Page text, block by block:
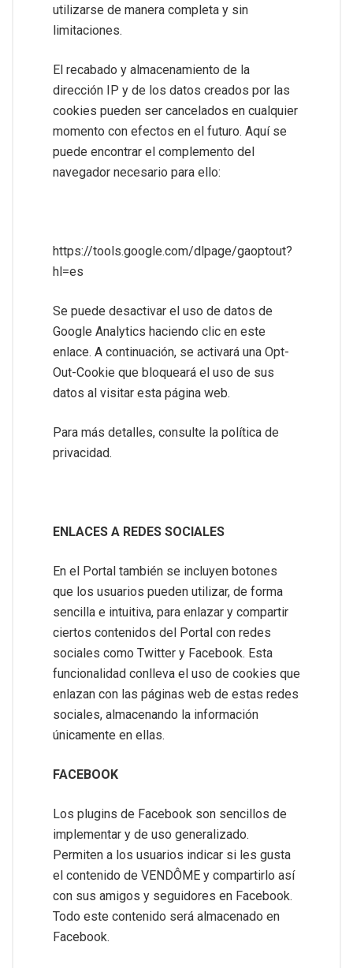
utilizarse de manera completa y sin
limitaciones.
El recabado y almacenamiento de la
dirección IP y de los datos creados por las
cookies pueden ser cancelados en cualquier
momento con efectos en el futuro. Aquí se
puede encontrar el complemento del
navegador necesario para ello:
https://tools.google.com/dlpage/gaoptout?
hl=es
Se puede desactivar el uso de datos de
Google Analytics haciendo clic en este
enlace. A continuación, se activará una Opt-
Out-Cookie que bloqueará el uso de sus
datos al visitar esta página web.
Para más detalles, consulte la política de
privacidad.
ENLACES A REDES SOCIALES
En el Portal también se incluyen botones
que los usuarios pueden utilizar, de forma
sencilla e intuitiva, para enlazar y compartir
ciertos contenidos del Portal con redes
sociales como Twitter y Facebook. Esta
funcionalidad conlleva el uso de cookies que
enlazan con las páginas web de estas redes
sociales, almacenando la información
únicamente en ellas.
FACEBOOK
Los plugins de Facebook son sencillos de
implementar y de uso generalizado.
Permiten a los usuarios indicar si les gusta
el contenido de VENDÔME y compartirlo así
con sus amigos y seguidores en Facebook.
Todo este contenido será almacenado en
Facebook.